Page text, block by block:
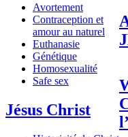
Avortement
Contraception et
amour au naturel
Euthanasie
Génétique
Homosexualité
Safe sex
Jésus Christ